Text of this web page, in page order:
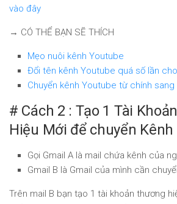
vào đây
→ CÓ THỂ BẠN SẼ THÍCH
Mẹo nuôi kênh Youtube
Đổi tên kênh Youtube quá số lần
Chuyển kênh Youtube từ chính sang
# Cách 2 : Tạo 1 Tài
Hiệu Mới để chuyển Kênh
Gọi Gmail A là mail chứa kênh của
Gmail B là Gmail của mình cần
Trên mail B bạn tạo 1 tài khoản thương